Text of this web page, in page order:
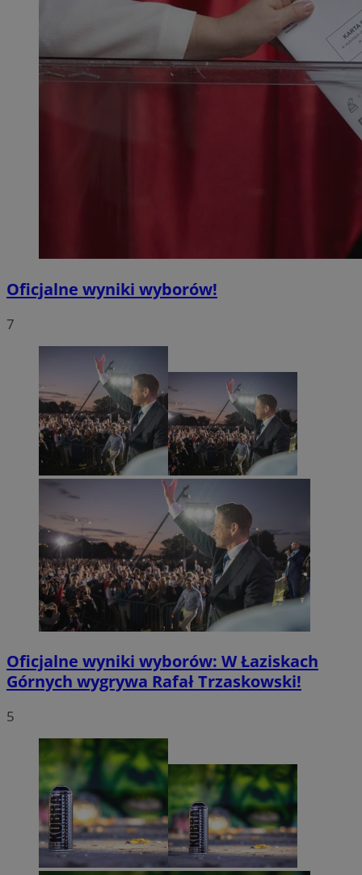
Oficjalne wyniki wyborów!
7
Oficjalne wyniki wyborów: W Łaziskach
Górnych wygrywa Rafał Trzaskowski!
5